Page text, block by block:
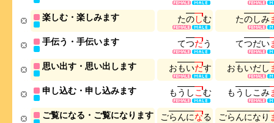
楽しむ・楽しみます たのしむ たのしみ
手伝う・手伝います てつだう てつだい
思い出す・思い出します おもいだす おもいだし
申し込む・申し込みます も う し こむ も う し こ み
ご覧になる・ご覧になります ごら んになる ごら んにな り